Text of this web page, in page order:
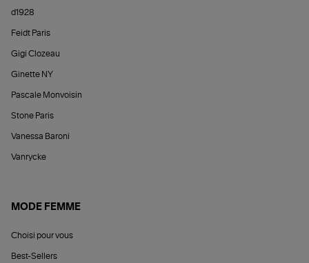
d1928
Feidt Paris
Gigi Clozeau
Ginette NY
Pascale Monvoisin
Stone Paris
Vanessa Baroni
Vanrycke
MODE FEMME
Choisi pour vous
Best-Sellers